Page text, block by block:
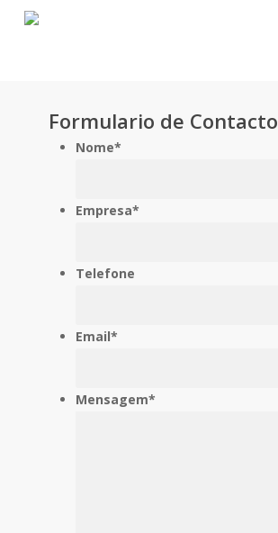
Formulario de Contacto
Nome*
Empresa*
Telefone
Email*
Mensagem*